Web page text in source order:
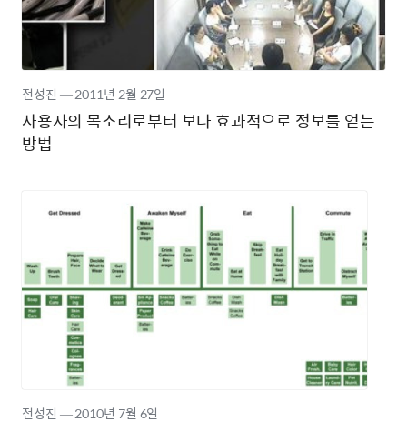
사용자의 목소리로부터 보다 효과적으로 정보를 얻는
방법
전성진 ―2011년 2월 27일
전성진 ―2010년 7월 6일